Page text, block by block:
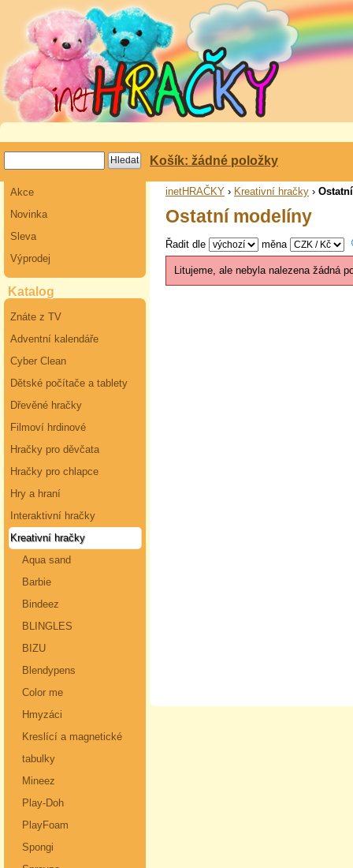
Košík: žádné položky
Akce
Novinka
Sleva
Výprodej
Katalog
Znáte z TV
Adventní kalendáře
Cyber Clean
Dětské počítače a tablety
Dřevěné hračky
Filmoví hrdinové
Hračky pro děvčata
Hračky pro chlapce
Hry a hraní
Interaktivní hračky
Kreativní hračky
Aqua sand
Barbie
Bindeez
BLINGLES
BIZU
Blendypens
Color me
Hmyzáci
Kreslící a magnetické
tabulky
Mineez
Play-Doh
PlayFoam
Spongi
inetHRAČKY › Kreativní hračky ›
Ostatní modelíny
Řadit dle měna
Litujeme, ale nebyla nalezena žádná